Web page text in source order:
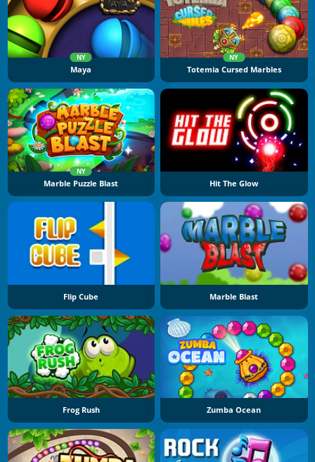
NY
Maya
NY
Totemia Cursed Marbles
NY
Marble Puzzle Blast Hit The Glow
Flip Cube Marble Blast
Frog Rush Zumba Ocean